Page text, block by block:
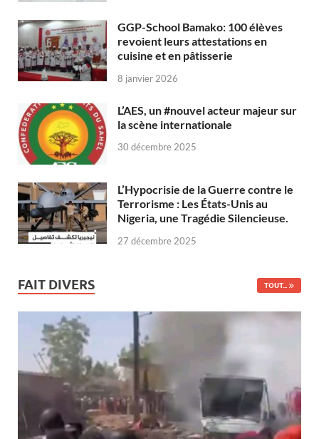
GGP-School Bamako: 100 élèves
revoient leurs attestations en
cuisine et en pâtisserie
8 janvier 2026
L’AES, un #nouvel acteur majeur sur
la scène internationale
30 décembre 2025
L’Hypocrisie de la Guerre contre le
Terrorisme : Les États-Unis au
Nigeria, une Tragédie Silencieuse.
27 décembre 2025
FAIT DIVERS TOUT...